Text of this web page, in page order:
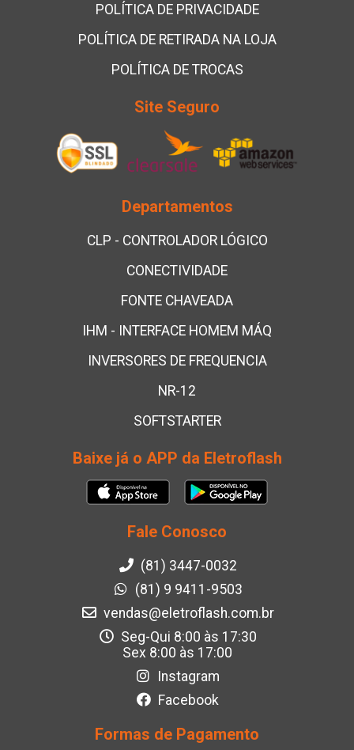
POLÍTICA DE PRIVACIDADE
POLÍTICA DE RETIRADA NA LOJA
POLÍTICA DE TROCAS
Site Seguro
Departamentos
CLP - CONTROLADOR LÓGICO
CONECTIVIDADE
FONTE CHAVEADA
IHM - INTERFACE HOMEM MÁQ
INVERSORES DE FREQUENCIA
NR-12
SOFTSTARTER
Baixe já o APP da Eletroflash
Fale Conosco
(81) 3447-0032
(81) 9 9411-9503
vendas@eletroflash.com.br
Seg-Qui 8:00 às 17:30
Sex 8:00 às 17:00
Instagram
Facebook
Formas de Pagamento